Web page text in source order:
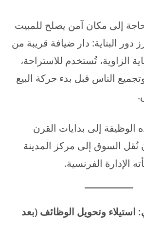
إلى مكان آمن يصلح للمبيت
دور البناية: دار ضيافة قريبة من
الزاوية، تُستخدم للاستراحة،
الناس قبل بدء حركة البيع
إلى بدايات القرن
نُقل السوق إلى مركز المدينة
الإدارة الفرنسية.
استيلاء وتحويل الوظائف (بعد